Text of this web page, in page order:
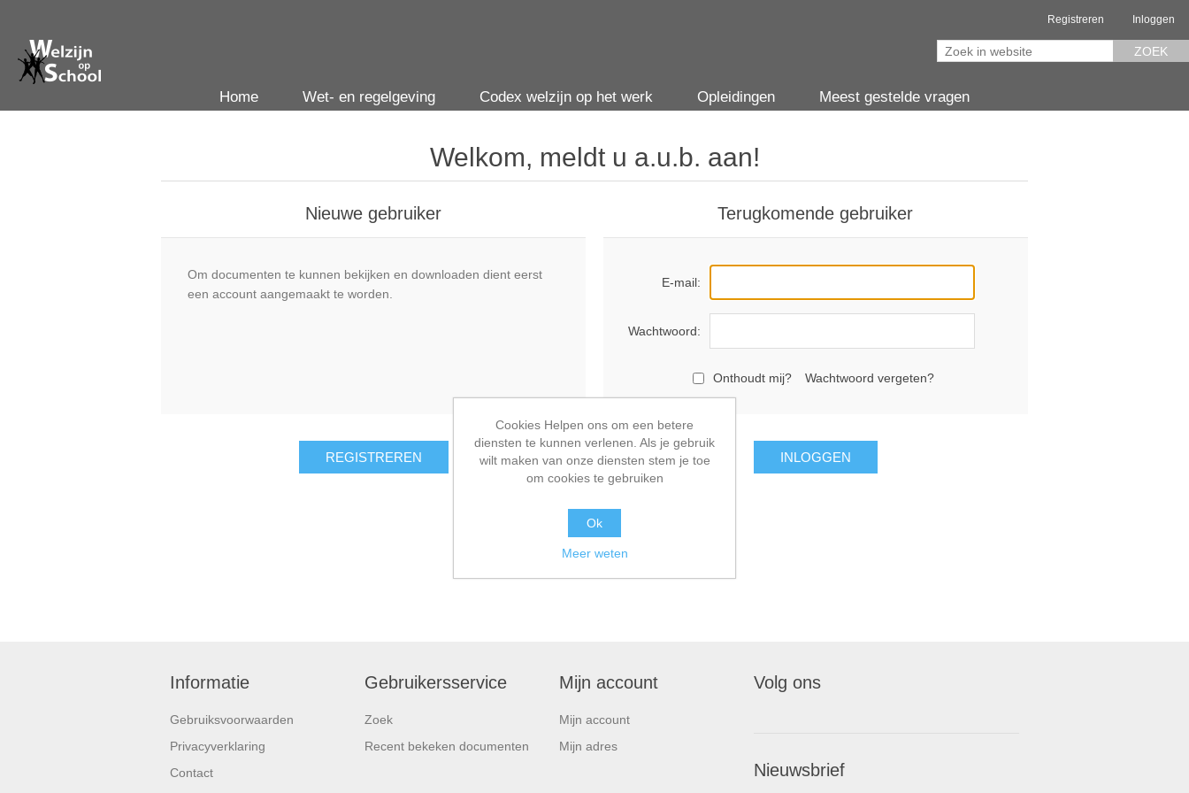
Registreren Inloggen
ZOEK
Home Wet- en regelgeving Codex welzijn op het werk Opleidingen Meest gestelde vragen
Welkom, meldt u a.u.b. aan!
Nieuwe gebruiker
Om documenten te kunnen bekijken en downloaden dient eerst
een account aangemaakt te worden.
REGISTREREN
Terugkomende gebruiker
E-mail:
Wachtwoord:
Onthoudt mij? Wachtwoord vergeten?
INLOGGEN
Informatie
Gebruiksvoorwaarden
Privacyverklaring
Contact
Gebruikersservice
Zoek
Recent bekeken documenten
Mijn account
Mijn account
Mijn adres
Volg ons
Nieuwsbrief
Cookies Helpen ons om een betere
diensten te kunnen verlenen. Als je gebruik
wilt maken van onze diensten stem je toe
om cookies te gebruiken
Ok
Meer weten